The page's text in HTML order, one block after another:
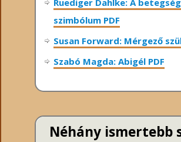
Ruediger Dahlke: A
szimbólum PDF
Susan Forward: Mérgező
Szabó Magda: Abigél PDF
Néhány ismertebb